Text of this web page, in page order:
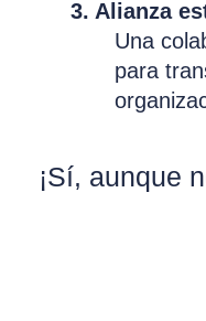
3. Alianza
Una
para
¡Sí, aunque